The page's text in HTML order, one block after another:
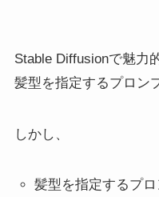
Stable Diffusionで魅力
髪型を指定するプロン
しかし、
髪型を指定するプ